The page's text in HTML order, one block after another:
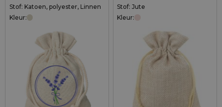
Stof: Katoen, polyester, Linnen
Kleur:
Stof: Jute
Kleur: